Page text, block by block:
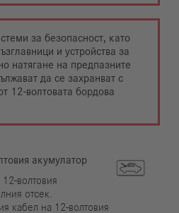
за безопасност, като
и устройства за
натягане на предпазните
да се захранват с
12-волтовата бордова
акумулатор
волтовия
отсек.
кабел на 12-волтовия